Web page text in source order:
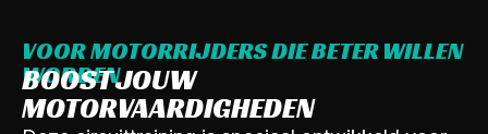
VOOR MOTORRIJDERS DIE BETER WILLEN
WORDEN
BOOST JOUW
MOTORVAARDIGHEDEN